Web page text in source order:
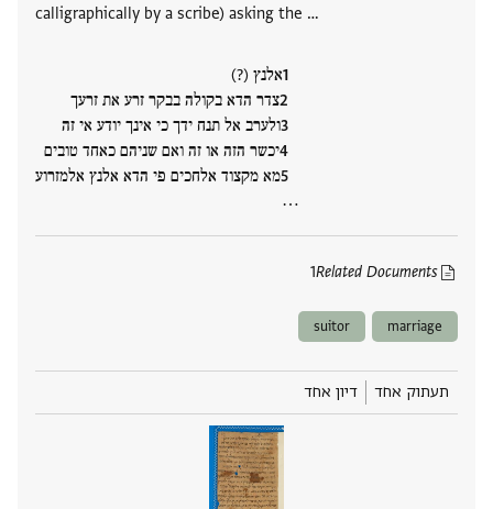
calligraphically by a scribe) asking the …
אלנץ (?)
צדר הדא בקולה בבקר זרע את זרעך
ולערב אל תנח ידך כי אינך יודע אי זה
יכשר הזה או זה ואם שניהם כאחד טובים
מא מקצוד אלחכים פי הדא אלנץ אלמזרוע
‮…
Related Documents
1
marriage
suitor
תעתוק אחד דיון אחד